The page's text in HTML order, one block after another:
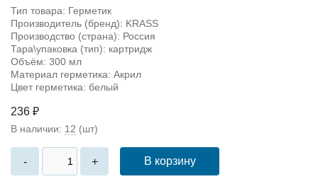
Тип товара: Герметик
Производитель (бренд): KRASS
Производство (страна): Россия
Тара\упаковка (тип): картридж
Объём: 300 мл
Материал герметика: Акрил
Цвет герметика: белый
236 ₽
В наличии: 12 (шт)
- + В корзину